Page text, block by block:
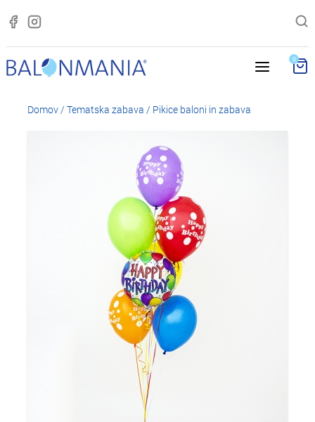
0
Domov/ Tematska zabava / Pikice baloni in zabava